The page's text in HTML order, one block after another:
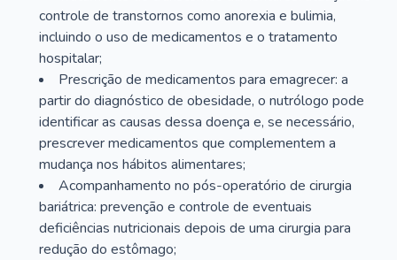
controle de transtornos como anorexia e bulimia,
incluindo o uso de medicamentos e o tratamento
hospitalar;
Prescrição de medicamentos para emagrecer: a
partir do diagnóstico de obesidade, o nutrólogo pode
identificar as causas dessa doença e, se necessário,
prescrever medicamentos que complementem a
mudança nos hábitos alimentares;
Acompanhamento no pós-operatório de cirurgia
bariátrica: prevenção e controle de eventuais
deficiências nutricionais depois de uma cirurgia para
redução do estômago;